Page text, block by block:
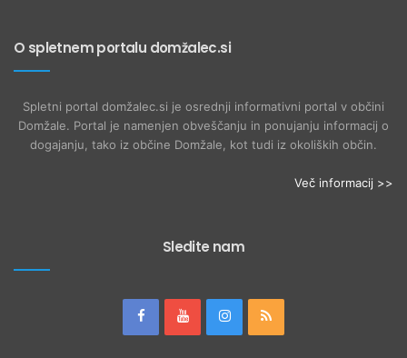
O spletnem portalu domžalec.si
Spletni portal domžalec.si je osrednji informativni portal v občini
Domžale. Portal je namenjen obveščanju in ponujanju informacij o
dogajanju, tako iz občine Domžale, kot tudi iz okoliških občin.
Več informacij >>
Sledite nam